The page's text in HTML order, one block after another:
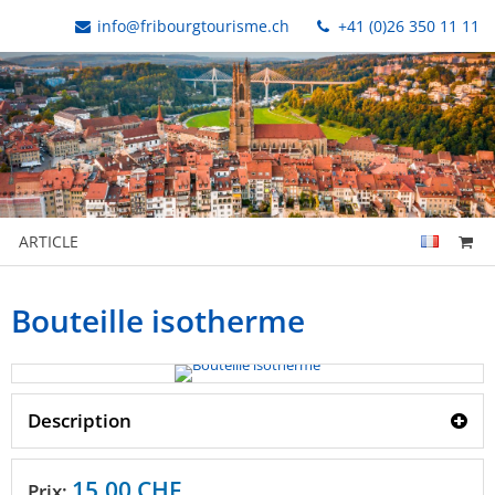
info@fribourgtourisme.ch +41 (0)26 350 11 11
ARTICLE
Bouteille isotherme
Description